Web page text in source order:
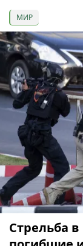
МИР
Стрельба